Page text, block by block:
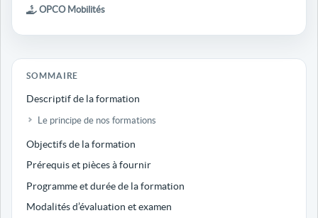
OPCO Mobilités
SOMMAIRE
Descriptif de la formation
Le principe de nos formations
Objectifs de la formation
Prérequis et pièces à fournir
Programme et durée de la formation
Modalités d’évaluation et examen